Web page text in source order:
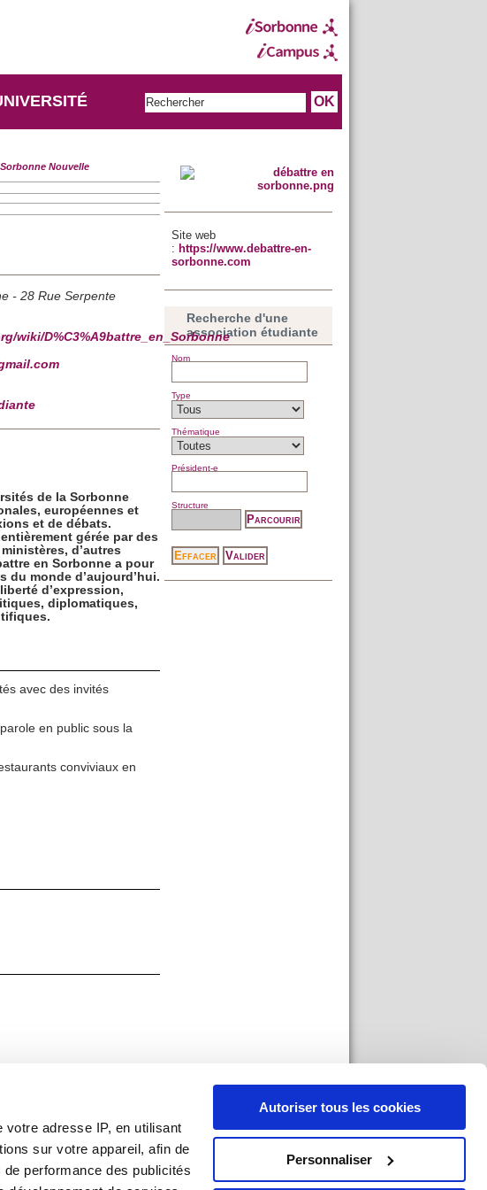
adresse IP, en utilisant
sur votre appareil, afin de
performance des publicités
Autoriser tous les cookies
Personnaliser
Nouvelle
- 28 Rue Serpente
wiki/D%C3%A9battre_en_Sorbonne
de la Sorbonne
européennes et
et de débats.
gérée par des
d’autres
en Sorbonne a pour
du monde d’aujourd’hui.
d’expression,
diplomatiques,
avec des invités
en public sous la
conviviaux en
Site web
: https://www.debattre-en-
sorbonne.com
Recherche d'une
association étudiante
Nom
Type
Thématique
Président-e
Structure